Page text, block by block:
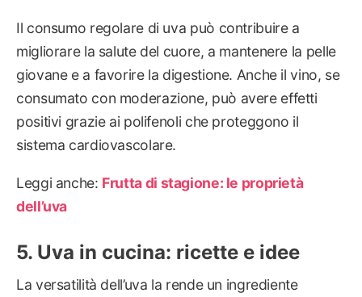
Il consumo regolare di uva può contribuire a
migliorare la salute del cuore, a mantenere la pelle
giovane e a favorire la digestione. Anche il vino, se
consumato con moderazione, può avere effetti
positivi grazie ai polifenoli che proteggono il
sistema cardiovascolare.
Leggi anche: Frutta di stagione: le proprietà
dell’uva
Uva in cucina: ricette e idee
La versatilità dell’uva la rende un ingrediente